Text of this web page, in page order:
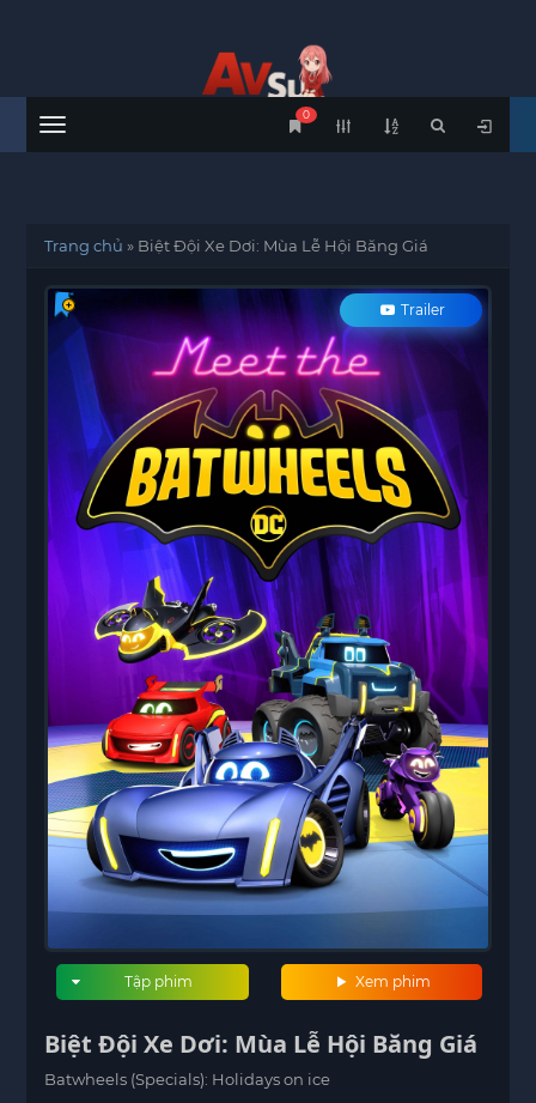
Menu
0
Trang chủ » Biệt Đội Xe Dơi: Mùa Lễ Hội Băng Giá
Trailer
Xem phim
Tập phim
Biệt Đội Xe Dơi: Mùa Lễ Hội Băng Giá
Batwheels (Specials): Holidays on ice